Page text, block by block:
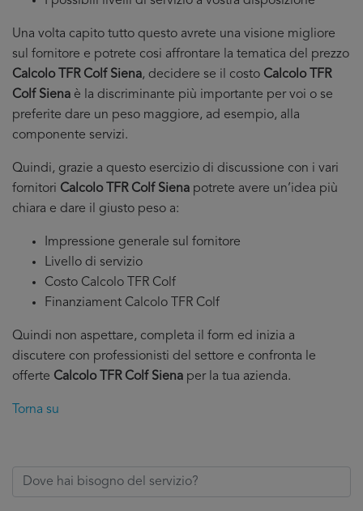
Una volta capito tutto questo avrete una visione migliore
sul fornitore e potrete cosi affrontare la tematica del prezzo
Calcolo TFR Colf Siena, decidere se il costo Calcolo TFR
Colf Siena è la discriminante più importante per voi o se
preferite dare un peso maggiore, ad esempio, alla
componente servizi.
Quindi, grazie a questo esercizio di discussione con i vari
fornitori Calcolo TFR Colf Siena potrete avere un’idea più
chiara e dare il giusto peso a:
Impressione generale sul fornitore
Livello di servizio
Costo Calcolo TFR Colf
Finanziament Calcolo TFR Colf
Quindi non aspettare, completa il form ed inizia a
discutere con professionisti del settore e confronta le
offerte Calcolo TFR Colf Siena per la tua azienda.
Torna su